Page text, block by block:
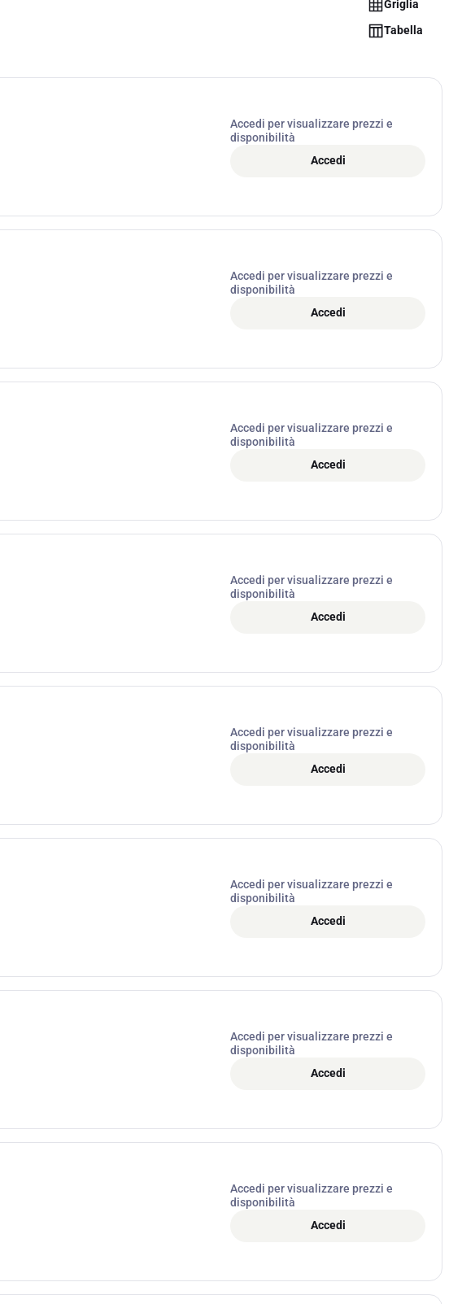
Griglia
Tabella
Accedi per visualizzare prezzi e
disponibilità
Accedi
Accedi per visualizzare prezzi e
disponibilità
Accedi
Accedi per visualizzare prezzi e
disponibilità
Accedi
Accedi per visualizzare prezzi e
disponibilità
Accedi
Accedi per visualizzare prezzi e
disponibilità
Accedi
Accedi per visualizzare prezzi e
disponibilità
Accedi
Accedi per visualizzare prezzi e
disponibilità
Accedi
Accedi per visualizzare prezzi e
disponibilità
Accedi